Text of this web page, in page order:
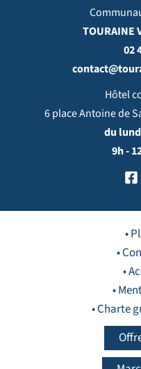
TOURAINE
02
Hôtel
6 place Antoine de
du
9h -
•
•
•
•
• Charte